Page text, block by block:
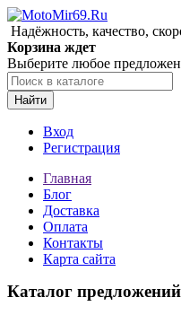
Надёжность, качество,
Корзина ждет
Выберите любое
Найти
Вход
Регистрация
Главная
Блог
Доставка
Оплата
Контакты
Карта сайта
Каталог предложений